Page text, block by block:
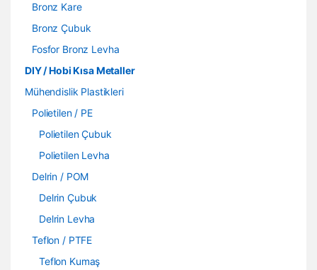
Bronz Kare
Bronz Çubuk
Fosfor Bronz Levha
DIY / Hobi Kısa Metaller
Mühendislik Plastikleri
Polietilen / PE
Polietilen Çubuk
Polietilen Levha
Delrin / POM
Delrin Çubuk
Delrin Levha
Teflon / PTFE
Teflon Kumaş